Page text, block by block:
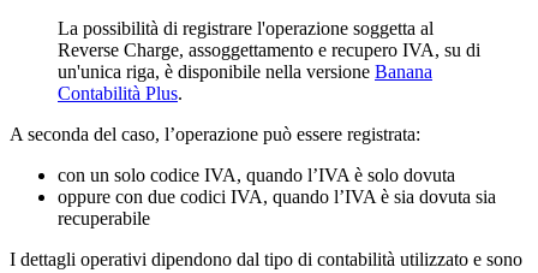
La possibilità di registrare l'operazione soggetta al
Reverse Charge, assoggettamento e recupero IVA, su di
un'unica riga, è disponibile nella versione Banana
Contabilità Plus.
A seconda del caso, l’operazione può essere registrata:
con un solo codice IVA, quando l’IVA è solo dovuta
oppure con due codici IVA, quando l’IVA è sia dovuta sia
recuperabile
I dettagli operativi dipendono dal tipo di contabilità utilizzato e sono